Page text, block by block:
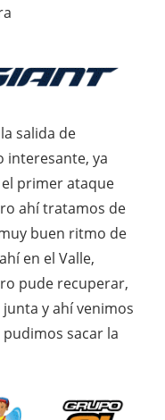
salida de
interesante, ya
primer ataque
ahí tratamos de
buen ritmo de
en el Valle,
pude recuperar,
y ahí venimos
sacar la